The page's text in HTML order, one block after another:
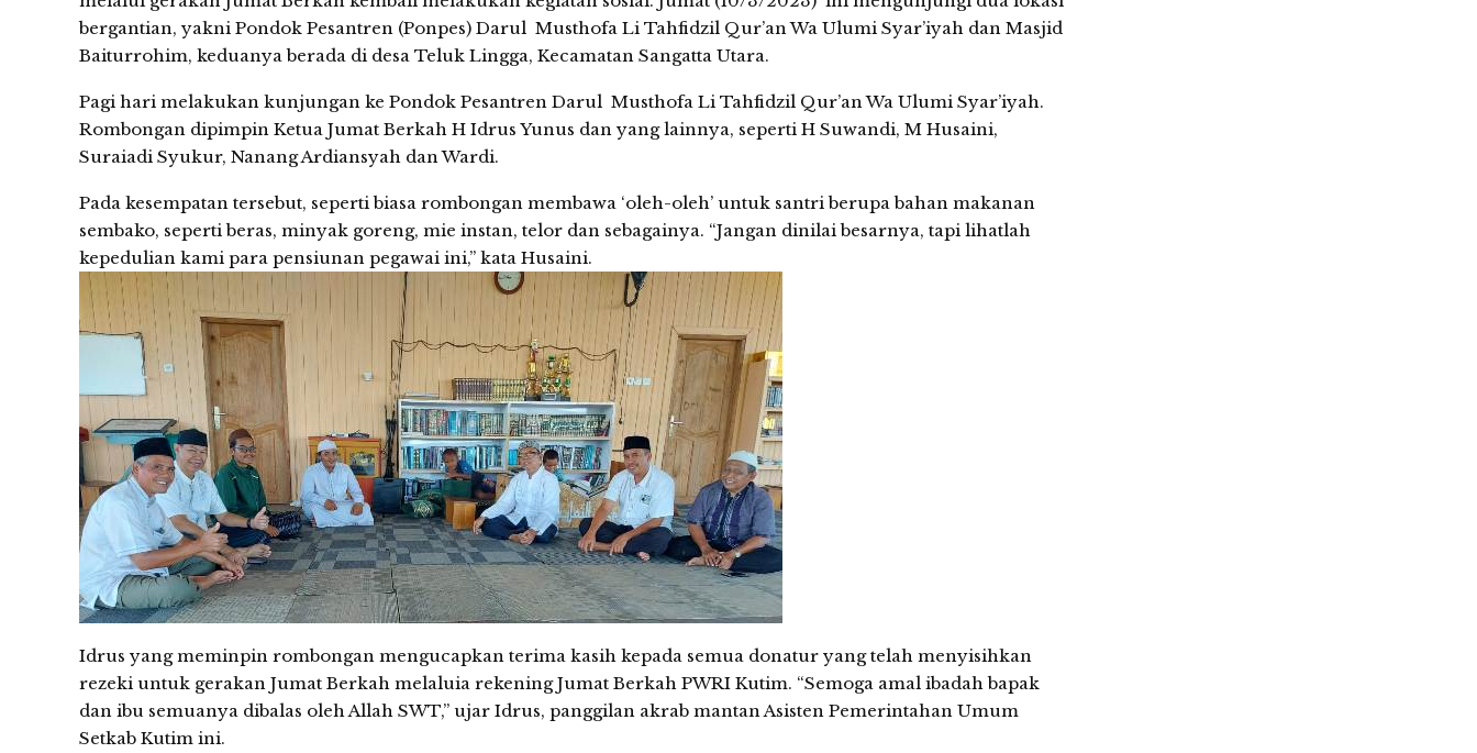
bergantian, yakni Pondok Pesantren (Ponpes) Darul Musthofa Li Tahfidzil Qur’an Wa Ulumi Syar’iyah dan Masjid
Baiturrohim, keduanya berada di desa Teluk Lingga, Kecamatan Sangatta Utara.
Pagi hari melakukan kunjungan ke Pondok Pesantren Darul Musthofa Li Tahfidzil Qur’an Wa Ulumi Syar’iyah.
Rombongan dipimpin Ketua Jumat Berkah H Idrus Yunus dan yang lainnya, seperti H Suwandi, M Husaini,
Suraiadi Syukur, Nanang Ardiansyah dan Wardi.
Pada kesempatan tersebut, seperti biasa rombongan membawa ‘oleh-oleh’ untuk santri berupa bahan makanan
sembako, seperti beras, minyak goreng, mie instan, telor dan sebagainya. “Jangan dinilai besarnya, tapi lihatlah
kepedulian kami para pensiunan pegawai ini,” kata Husaini.
Idrus yang meminpin rombongan mengucapkan terima kasih kepada semua donatur yang telah menyisihkan
rezeki untuk gerakan Jumat Berkah melaluia rekening Jumat Berkah PWRI Kutim. “Semoga amal ibadah bapak
dan ibu semuanya dibalas oleh Allah SWT,” ujar Idrus, panggilan akrab mantan Asisten Pemerintahan Umum
Setkab Kutim ini.